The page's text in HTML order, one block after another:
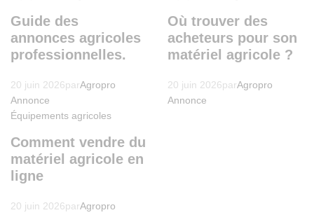
Guide des
annonces agricoles
professionnelles.
20 juin 2026parAgropro
Annonce
Où trouver des
acheteurs pour son
matériel agricole ?
20 juin 2026parAgropro
Annonce
Équipements agricoles
Comment vendre du
matériel agricole en
ligne
20 juin 2026parAgropro